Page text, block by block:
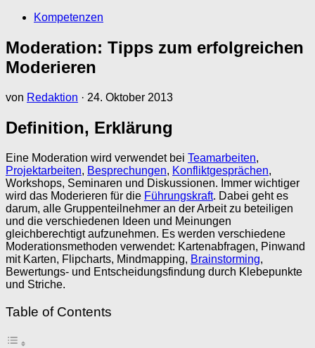
Kompetenzen
Moderation: Tipps zum erfolgreichen
Moderieren
von Redaktion · 24. Oktober 2013
Definition, Erklärung
Eine Moderation wird verwendet bei Teamarbeiten,
Projektarbeiten, Besprechungen, Konfliktgesprächen,
Workshops, Seminaren und Diskussionen. Immer wichtiger
wird das Moderieren für die Führungskraft. Dabei geht es
darum, alle Gruppenteilnehmer an der Arbeit zu beteiligen
und die verschiedenen Ideen und Meinungen
gleichberechtigt aufzunehmen. Es werden verschiedene
Moderationsmethoden verwendet: Kartenabfragen, Pinwand
mit Karten, Flipcharts, Mindmapping, Brainstorming,
Bewertungs- und Entscheidungsfindung durch Klebepunkte
und Striche.
Table of Contents